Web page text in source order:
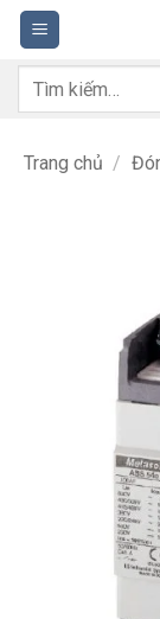
Bỏ
qua
nội
dung
Tìm
Trang chủ /